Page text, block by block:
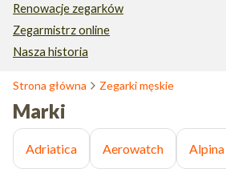
Renowacje zegarków
Zegarmistrz online
Nasza historia
Strona główna Zegarki męskie
Marki
Adriatica Aerowatch Alpina